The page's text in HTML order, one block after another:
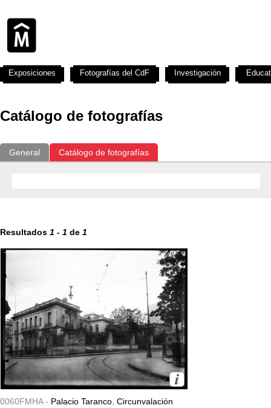
Catálogo de fotografías
General Catálogo de fotografías
Resultados 1 - 1 de 1
0060FMHA - Palacio Taranco. Circunvalación
Exposiciones Fotografías del CdF Investigación